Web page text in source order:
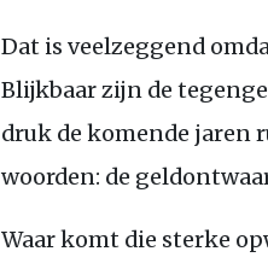
Dat is veelzeggend
Blijkbaar zijn de
druk de komende jaren
woorden: de
Waar komt die sterke